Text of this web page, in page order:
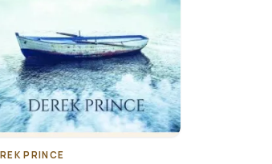
PRINCE